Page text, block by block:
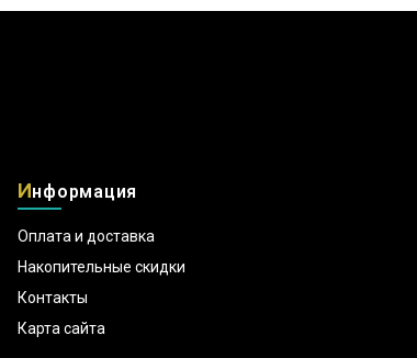
Информация
Оплата и доставка
Накопительные скидки
Контакты
Карта сайта